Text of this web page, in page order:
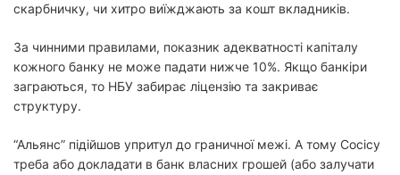
скарбничку, чи хитро виїжджають за кошт вкладників.
За чинними правилами, показник адекватності капіталу
кожного банку не може падати нижче 10%. Якщо банкіри
заграються, то НБУ забирає ліцензію та закриває
структуру.
“Альянс” підійшов упритул до граничної межі. А тому Сосісу
треба або докладати в банк власних грошей (або залучати